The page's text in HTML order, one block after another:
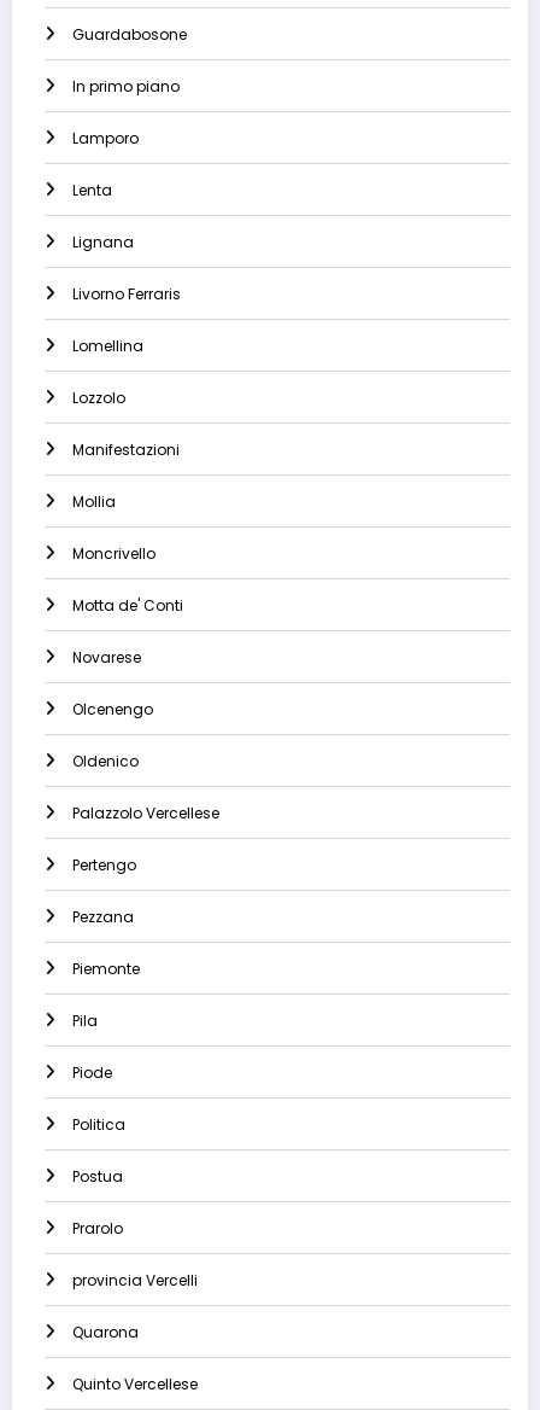
Guardabosone
In primo piano
Lamporo
Lenta
Lignana
Livorno Ferraris
Lomellina
Lozzolo
Manifestazioni
Mollia
Moncrivello
Motta de' Conti
Novarese
Olcenengo
Oldenico
Palazzolo Vercellese
Pertengo
Pezzana
Piemonte
Pila
Piode
Politica
Postua
Prarolo
provincia Vercelli
Quarona
Quinto Vercellese